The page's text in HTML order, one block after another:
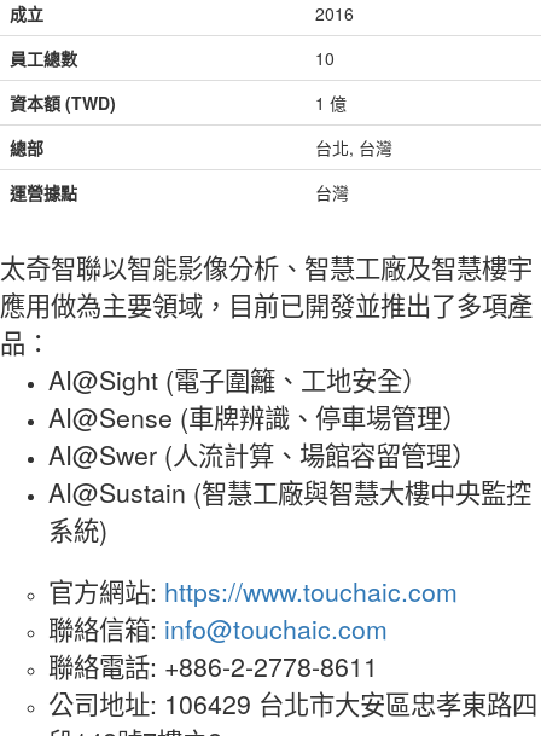
成立
2016
員工總數
10
資本額 (TWD)
1 億
總部
台北, 台灣
運營據點
台灣
太奇智聯以智能影像分析、智慧工廠及智慧樓宇
應用做為主要領域，目前已開發並推出了多項產
品：
AI@Sight (電子圍籬、工地安全）
AI@Sense (車牌辨識、停車場管理）
AI@Swer (人流計算、場館容留管理）
AI@Sustain (智慧工廠與智慧大樓中央監控
系統)
官方網站: https://www.touchaic.com
聯絡信箱: info@touchaic.com
聯絡電話: +886-2-2778-8611
公司地址: 106429 台北市大安區忠孝東路四